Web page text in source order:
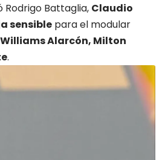
Rodrigo Battaglia, Claudio
sensible para el modular
Alarcón, Milton
.